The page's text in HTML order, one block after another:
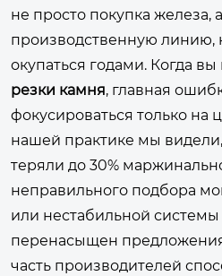
не просто покупка железа,
производственную линию,
окупаться годами. Когда
резки камня, главная
фокусироваться только на
нашей практике мы
теряли до 30%
неправильного подбора
или нестабильной
перенасыщен
часть производителей